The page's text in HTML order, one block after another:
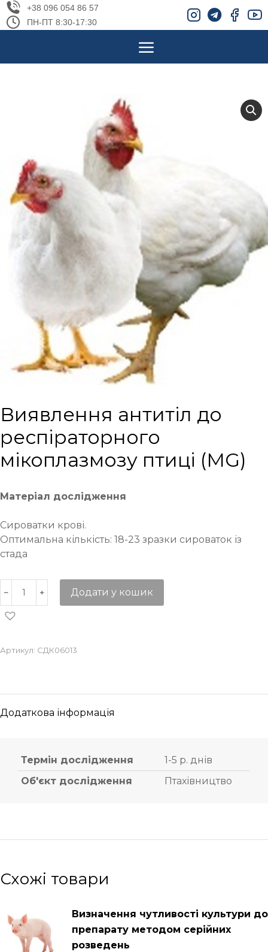
+38 096 054 86 57
ПН-ПТ 8:30-17:30
Виявлення антитіл до
респіраторного
мікоплазмозу птиці (MG)
Матеріал дослідження
Сироватки крові.
Оптимальна кількість: 18-23 зразки сироваток із
стада
Додати у кошик
Артикул: СДК06013
Додаткова інформація
Термін дослідження
1-5 р. днів
Об'єкт дослідження
Птахівництво
Схожі товари
Визначення чутливості культури до
препарату методом серійних
розведень